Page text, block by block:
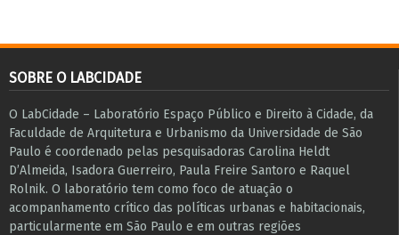
SOBRE O LABCIDADE
O LabCidade – Laboratório Espaço Público e Direito à Cidade, da
Faculdade de Arquitetura e Urbanismo da Universidade de São
Paulo é coordenado pelas pesquisadoras Carolina Heldt
D’Almeida, Isadora Guerreiro, Paula Freire Santoro e Raquel
Rolnik. O laboratório tem como foco de atuação o
acompanhamento crítico das políticas urbanas e habitacionais,
particularmente em São Paulo e ​em outras regiões